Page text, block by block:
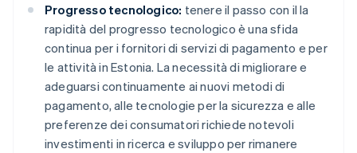
Progresso tecnologico: tenere il passo con il la
rapidità del progresso tecnologico è una sfida
continua per i fornitori di servizi di pagamento e per
le attività in Estonia. La necessità di migliorare e
adeguarsi continuamente ai nuovi metodi di
pagamento, alle tecnologie per la sicurezza e alle
preferenze dei consumatori richiede notevoli
investimenti in ricerca e sviluppo per rimanere